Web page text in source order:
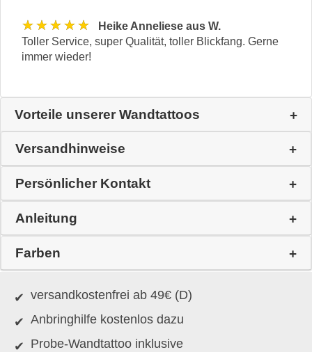
★★★★★
Heike Anneliese aus W.
Toller Service, super Qualität, toller Blickfang. Gerne
immer wieder!
Vorteile unserer Wandtattoos
Versandhinweise
Persönlicher Kontakt
Anleitung
Farben
versandkostenfrei ab 49€ (D)
Anbringhilfe kostenlos dazu
Probe-Wandtattoo inklusive